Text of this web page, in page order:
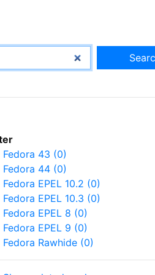
Fedora 43 (0)
Fedora 44 (0)
Fedora EPEL 10.2 (0)
Fedora EPEL 10.3 (0)
Fedora EPEL 8 (0)
Fedora EPEL 9 (0)
Fedora Rawhide (0)